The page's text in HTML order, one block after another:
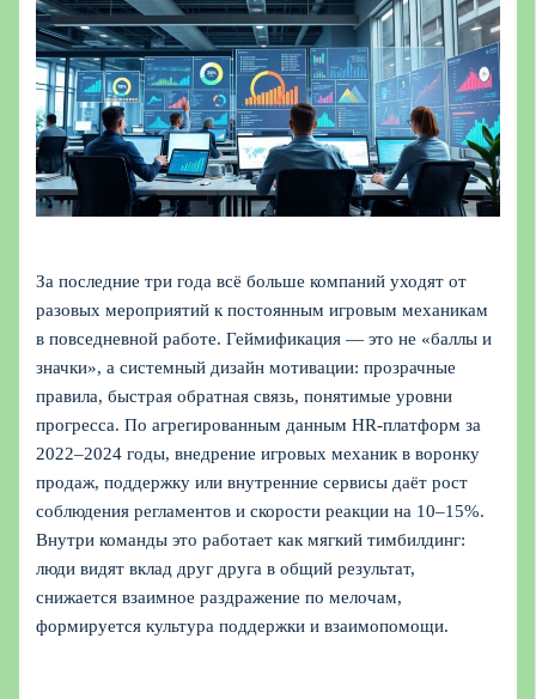
За последние три года всё больше компаний уходят от
разовых мероприятий к постоянным игровым механикам
в повседневной работе. Геймификация — это не «баллы и
значки», а системный дизайн мотивации: прозрачные
правила, быстрая обратная связь, понятимые уровни
прогресса. По агрегированным данным HR-платформ за
2022–2024 годы, внедрение игровых механик в воронку
продаж, поддержку или внутренние сервисы даёт рост
соблюдения регламентов и скорости реакции на 10–15%.
Внутри команды это работает как мягкий тимбилдинг:
люди видят вклад друг друга в общий результат,
снижается взаимное раздражение по мелочам,
формируется культура поддержки и взаимопомощи.